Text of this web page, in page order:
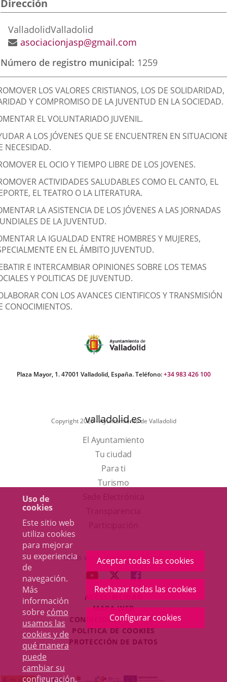
Uso de
cookies
Este sitio web
utiliza cookies
para mejorar
su experiencia
de
navegación.
Más
información
sobre cómo
usamos las
cookies y de
qué manera
puede
cambiar su
configuración.
Aceptar todas las cookies
Rechazar todas las cookies
Configurar cookies
Dirección
Dirección
postal
ValladolidValladolid
Dirección
correo
electrónico
asociacionjasp@gmail.com
Número de registro municipal 1259
LOS VALORES CRISTIANOS, LOS DE SOLIDARIDAD,
Y COMPROMISO DE LA JUVENTUD EN LA SOCIEDAD.
EL VOLUNTARIADO JUVENIL.
A LOS JÓVENES QUE SE ENCUENTREN EN
NECESIDAD.
EL OCIO Y TIEMPO LIBRE DE LOS JOVENES.
ACTIVIDADES SALUDABLES COMO EL CANTO, EL
EL TEATRO O LA LITERATURA.
LA ASISTENCIA DE LOS JÓVENES A LAS JORNADAS
DE LA JUVENTUD.
LA IGUALDAD ENTRE HOMBRES Y MUJERES,
EN EL ÁMBITO JUVENTUD.
E INTERCAMBIAR OPINIONES SOBRE LOS TEMAS
Y POLITICAS DE JUVENTUD.
CON LOS AVANCES CIENTIFICOS Y TRANSMISIÓN
CONOCIMIENTOS.
Plaza Mayor, 1. 47001 Valladolid, España. Teléfono:+34 983 426 100
Copyright 2025 - Ayuntamiento de Valladolid
valladolid.es
El Ayuntamiento
Tu ciudad
Para ti
TurismoEste
una
ventana
nueva.
externa.
Otras webs del Ayuntamiento
ENLACE
A
UNA
APLICACIÓN
EXTERNA.
ENLACE
A
UNA
APLICACIÓN
EXTERNA.
ENLACE
A
UNA
APLICACIÓN
EXTERNA.
ACCESIBILIDAD
MAPA WEB
CONDICIONES LEGALES
POLÍTICA DE COOKIES
PROTECCIÓN DE DATOS